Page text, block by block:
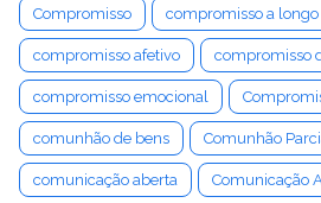
Compromisso compromisso a
compromisso afetivo compromisso
compromisso emocional
comunhão de bens Comunhão
comunicação aberta Comunicação